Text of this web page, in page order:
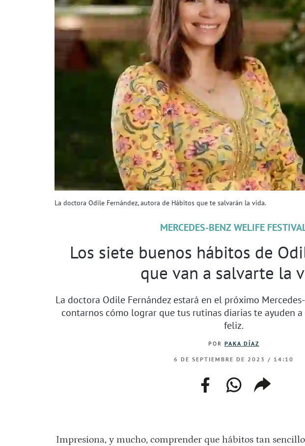
La doctora Odile Fernández, autora de Hábitos que te salvarán la vida.
MERCEDES-BENZ WELIFE
Los siete buenos hábitos de
que van a salvarte la
La doctora Odile Fernández estará en el próximo
contarnos cómo lograr que tus rutinas diarias te ayuden
feliz.
POR PAKA DÍAZ
6 DE SEPTIEMBRE DE 2023 / 14:10
facebookwhatsapp
web
copiar
enlace
Impresiona, y mucho, comprender que hábitos tan